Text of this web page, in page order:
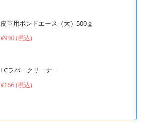
皮革用ボンドエース（大）500ｇ
¥930 (税込)
LCラバークリーナー
¥166 (税込)